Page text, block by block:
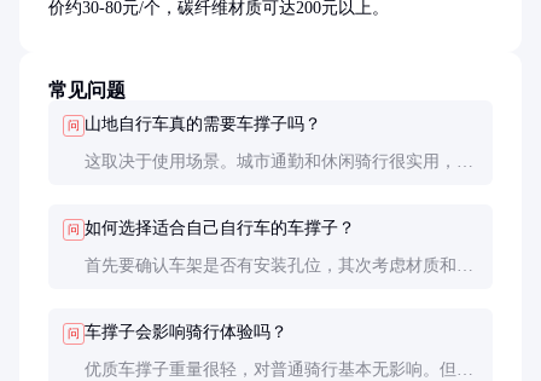
价约30-80元/个，碳纤维材质可达200元以上。
常见问题
问 山地自行车真的需要车撑子吗？
这取决于使用场景。城市通勤和休闲骑行很实用，但
问 如何选择适合自己自行车的车撑子？
首先要确认车架是否有安装孔位，其次考虑材质和承
问 车撑子会影响骑行体验吗？
优质车撑子重量很轻，对普通骑行基本无影响。但在